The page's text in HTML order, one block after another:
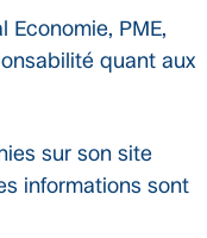
Economie, PME,
quant aux
sur son site
informations sont